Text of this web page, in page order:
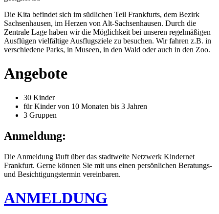
Die Kita befindet sich im südlichen Teil Frankfurts, dem Bezirk
Sachsenhausen, im Herzen von Alt-Sachsenhausen. Durch die
Zentrale Lage haben wir die Möglichkeit bei unseren regelmäßigen
Ausflügen vielfältige Ausflugsziele zu besuchen. Wir fahren z.B. in
verschiedene Parks, in Museen, in den Wald oder auch in den Zoo.
Angebote
30 Kinder
für Kinder von 10 Monaten bis 3 Jahren
3 Gruppen
Anmeldung:
Die Anmeldung läuft über das stadtweite Netzwerk Kindernet
Frankfurt. Gerne können Sie mit uns einen persönlichen Beratungs-
und Besichtigungstermin vereinbaren.
ANMELDUNG